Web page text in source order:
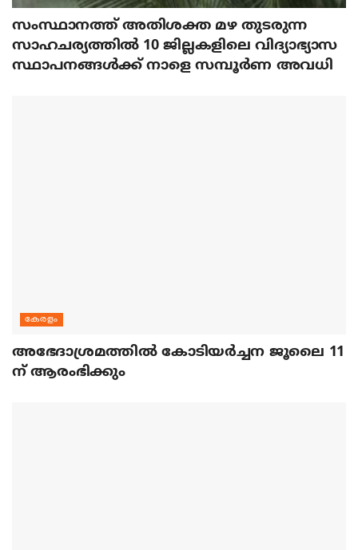
സംസ്ഥാനത്ത് അതിശക്ത മഴ തുടരുന്ന
സാഹചര്യത്തിൽ 10 ജില്ലകളിലെ വിദ്യാഭ്യാസ
സ്ഥാപനങ്ങൾക്ക് നാളെ സമ്പൂർണ അവധി
കേരളം
അഭേദാശ്രമത്തില്‍ കോടിയര്‍ച്ചന ജൂലൈ 11
ന് ആരംഭിക്കും